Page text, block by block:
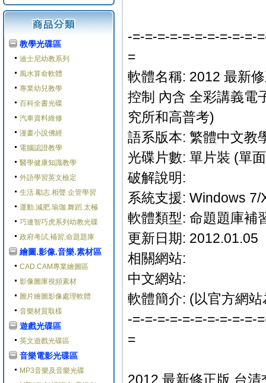
教學光碟區
迪士尼幼教系列
風水算命軟體
專業幼兒教學
百科全書光碟
汽車資料維修
漫畫小說佛經
電腦認證教學
醫學健康知識教學
外語學習英文檢定
生活.勵志.相聲.企管學習
運動.減肥.瑜珈.舞蹈.太極
巧連智巧虎系列幼教光碟
政府考試,補習,命題題庫
繪圖.影像.音樂.素材區
CAD.CAM專業繪圖區
影像圖庫視頻素材
圖片繪圖影像處理軟體
音樂材質取樣
遊戲光碟區
英文遊戲光碟區
音樂電影光碟區
MP3音樂及音樂光碟
-=-=-=-=-=-=-=-=-=-=-
=
軟體名稱: 2012 最新
控制 內含 全彩講義電
究所和高普考)
語系版本: 繁體中文教
光碟片數: 單片裝 (單
破解說明:
系統支援: Windows
軟體類型: 命題題庫補
更新日期: 2012.01.05
相關網站:
中文網站:
軟體簡介: (以官方網站
-=-=-=-=-=-=-=-=-=-=-
=
2012 最新修正版 台